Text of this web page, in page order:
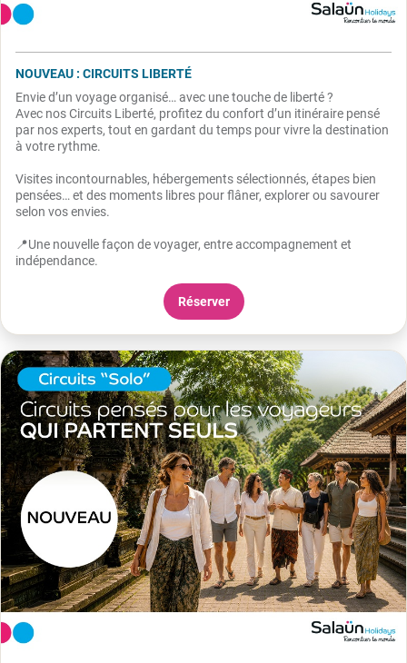
NOUVEAU : CIRCUITS LIBERTÉ
Envie d’un voyage organisé… avec une touche de liberté ?
Avec nos Circuits Liberté, profitez du confort d’un itinéraire pensé
par nos experts, tout en gardant du temps pour vivre la destination
à votre rythme.
Visites incontournables, hébergements sélectionnés, étapes bien
pensées… et des moments libres pour flâner, explorer ou savourer
selon vos envies.
📍Une nouvelle façon de voyager, entre accompagnement et
indépendance.
Réserver